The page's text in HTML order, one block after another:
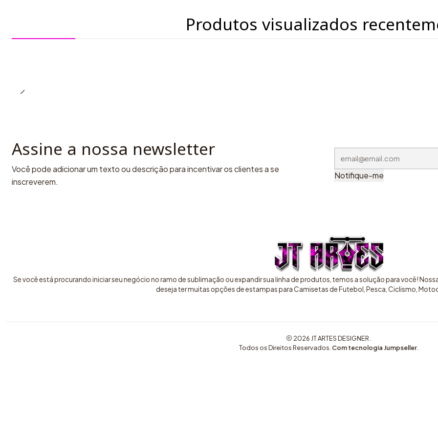
Produtos visualizados
Assine a nossa newsletter
Você pode adicionar um texto ou descrição para incentivar os clientes a se
inscreverem.
Notifique-me
Se você está procurando iniciar seu negócio no ramo de sublimação ou expandir sua linha de produtos, temos a solução para você!
deseja ter muitas opções de estampas para Camisetas de Futebol, Pesca, Ciclismo,
2026 JT ARTES DESIGNER .
Todos os Direitos Reservados. Com tecnologia Jumpseller.